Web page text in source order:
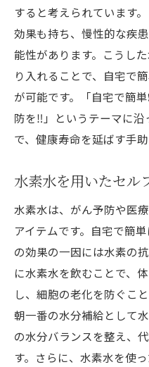
すると考えられています
効果も持ち、慢性的な疾
能性があります。こうし
り入れることで、自宅で
が可能です。「自宅で簡
防を‼️」というテーマに沿
で、健康寿命を延ばす手
水素水を用いたセル
水素水は、がん予防や医
アイテムです。自宅で簡
の効果の一因には水素の
に水素水を飲むことで、
し、細胞の老化を防ぐこ
朝一番の水分補給として
の水分バランスを整え、
す。さらに、水素水を使